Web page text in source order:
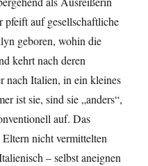
pfeift auf gesellschaftliche
geboren, wohin die
kehrt nach deren
nach Italien, in ein kleines
ist sie, sind sie „anders“,
auf. Das
nicht vermittelten
– selbst aneignen